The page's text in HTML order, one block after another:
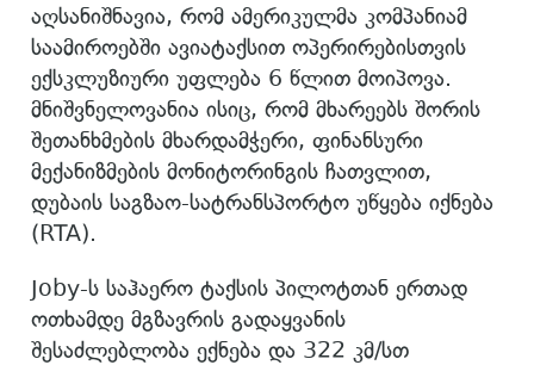
აღსანიშნავია, რომ ამერიკულმა კომპანიამ
საამიროებში ავიატაქსით ოპერირებისთვის
ექსკლუზიური უფლება 6 წლით მოიპოვა.
მნიშვნელოვანია ისიც, რომ მხარეებს შორის
შეთანხმების მხარდამჭერი, ფინანსური
მექანიზმების მონიტორინგის ჩათვლით,
დუბაის საგზაო-სატრანსპორტო უწყება იქნება
(RTA).
Joby-ს საჰაერო ტაქსის პილოტთან ერთად
ოთხამდე მგზავრის გადაყვანის
შესაძლებლობა ექნება და 322 კმ/სთ